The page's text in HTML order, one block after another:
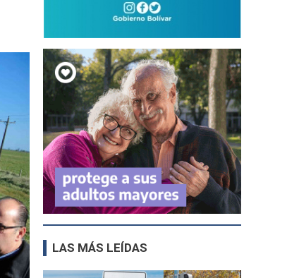
LAS MÁS LEÍDAS